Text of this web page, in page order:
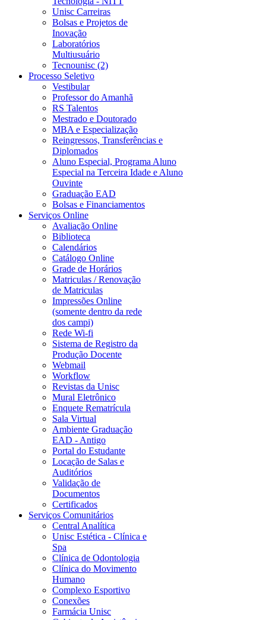
Unisc Carreiras
Bolsas e Projetos de
Inovação
Laboratórios
Multiusuário
Tecnounisc (2)
Processo Seletivo
Vestibular
Professor do Amanhã
RS Talentos
Mestrado e Doutorado
MBA e Especialização
Reingressos, Transferências e
Diplomados
Aluno Especial, Programa Aluno
Especial na Terceira Idade e Aluno
Ouvinte
Graduação EAD
Bolsas e Financiamentos
Serviços Online
Avaliação Online
Biblioteca
Calendários
Catálogo Online
Grade de Horários
Matriculas / Renovação
de Matriculas
Impressões Online
(somente dentro da rede
dos campi)
Rede Wi-fi
Sistema de Registro da
Produção Docente
Webmail
Workflow
Revistas da Unisc
Mural Eletrônico
Enquete Rematrícula
Sala Virtual
Ambiente Graduação
EAD - Antigo
Portal do Estudante
Locação de Salas e
Auditórios
Validação de
Documentos
Certificados
Serviços Comunitários
Central Analítica
Unisc Estética - Clínica e
Spa
Clínica de Odontologia
Clínica do Movimento
Humano
Complexo Esportivo
Conexões
Farmácia Unisc